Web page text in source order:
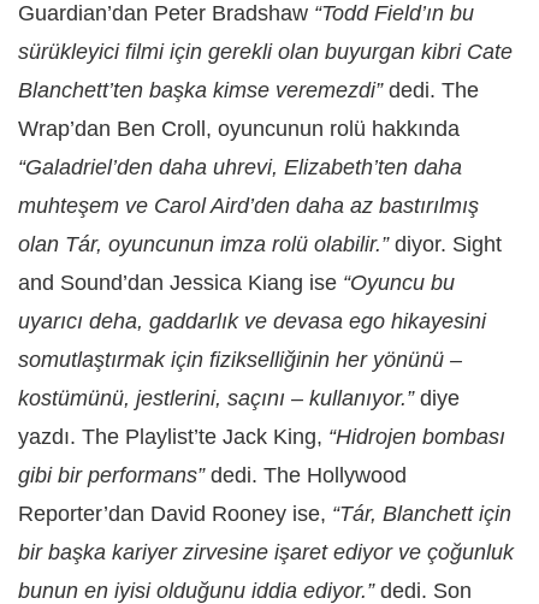
Guardian’dan Peter Bradshaw “Todd Field’ın bu
sürükleyici filmi için gerekli olan buyurgan kibri Cate
Blanchett’ten başka kimse veremezdi”dedi. The
Wrap’dan Ben Croll, oyuncunun rolü hakkında
“Galadriel’den daha uhrevi, Elizabeth’ten daha
muhteşem ve Carol Aird’den daha az bastırılmış
olan Tár, oyuncunun imza rolü olabilir.”diyor. Sight
and Sound’dan Jessica Kiang ise “Oyuncu bu
uyarıcı deha, gaddarlık ve devasa ego hikayesini
somutlaştırmak için fizikselliğinin her yönünü –
kostümünü, jestlerini, saçını – kullanıyor.”diye
yazdı. The Playlist’te Jack King, “Hidrojen bombası
gibi bir performans”dedi. The Hollywood
Reporter’dan David Rooney ise, “Tár, Blanchett için
bir başka kariyer zirvesine işaret ediyor ve çoğunluk
bunun en iyisi olduğunu iddia ediyor.”dedi. Son